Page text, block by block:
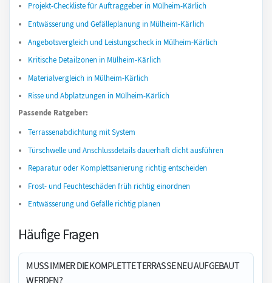
Projekt-Checkliste für Auftraggeber in Mülheim-Kärlich
Entwässerung und Gefälleplanung in Mülheim-Kärlich
Angebotsvergleich und Leistungscheck in Mülheim-Kärlich
Kritische Detailzonen in Mülheim-Kärlich
Materialvergleich in Mülheim-Kärlich
Risse und Abplatzungen in Mülheim-Kärlich
Passende Ratgeber:
Terrassenabdichtung mit System
Türschwelle und Anschlussdetails dauerhaft dicht ausführen
Reparatur oder Komplettsanierung richtig entscheiden
Frost- und Feuchteschäden früh richtig einordnen
Entwässerung und Gefälle richtig planen
Häufige Fragen
MUSS IMMER DIE KOMPLETTE TERRASSE NEU AUFGEBAUT